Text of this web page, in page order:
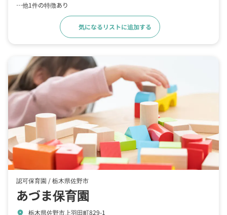
…他1件の特徴あり
気になるリストに追加する
認可保育園 /栃木県佐野市
あづま保育園
location_on 栃木県佐野市上羽田町829-1